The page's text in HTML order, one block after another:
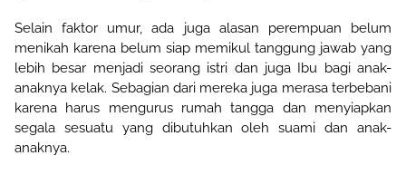
Selain faktor umur, ada juga alasan perempuan belum
menikah karena belum siap memikul tanggung jawab yang
lebih besar menjadi seorang istri dan juga Ibu bagi anak-
anaknya kelak. Sebagian dari mereka juga merasa terbebani
karena harus mengurus rumah tangga dan menyiapkan
segala sesuatu yang dibutuhkan oleh suami dan anak-
anaknya.